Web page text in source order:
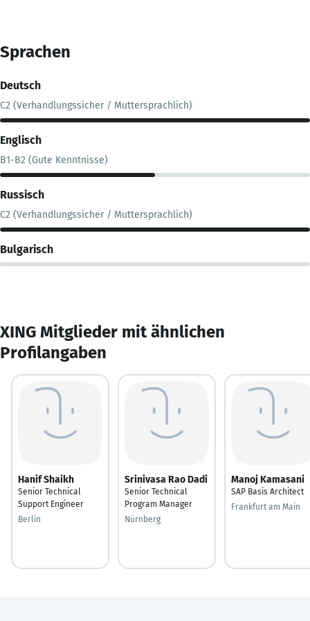
Sprachen
Deutsch
C2 (Verhandlungssicher / Muttersprachlich)
Englisch
B1-B2 (Gute Kenntnisse)
Russisch
C2 (Verhandlungssicher / Muttersprachlich)
Bulgarisch
XING Mitglieder mit ähnlichen
Profilangaben
Hanif Shaikh
Senior Technical
Support Engineer
Berlin
Srinivasa Rao Dadi
Senior Technical
Program Manager
Nürnberg
Manoj Kamasani
SAP Basis Architect
Frankfurt am Main